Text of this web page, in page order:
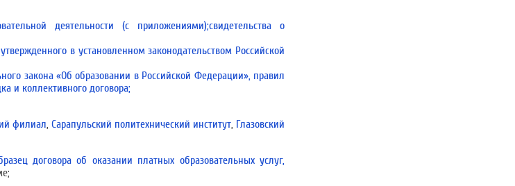
деятельности (с приложениями);свидетельства о
в установленном законодательством Российской
закона «Об образовании в Российской Федерации», правил
и коллективного договора;
филиал, Сарапульский политехнический институт, Глазовский
договора об оказании платных образовательных услуг,